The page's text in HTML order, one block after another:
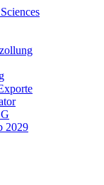
2029